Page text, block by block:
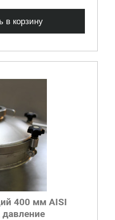
в корзину
400 мм AISI